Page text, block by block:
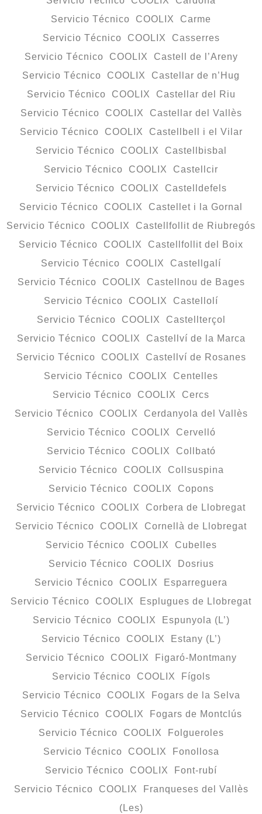
Servicio Técnico COOLIX Carme
Servicio Técnico COOLIX Casserres
Servicio Técnico COOLIX Castell de l’Areny
Servicio Técnico COOLIX Castellar de n’Hug
Servicio Técnico COOLIX Castellar del Riu
Servicio Técnico COOLIX Castellar del Vallès
Servicio Técnico COOLIX Castellbell i el Vilar
Servicio Técnico COOLIX Castellbisbal
Servicio Técnico COOLIX Castellcir
Servicio Técnico COOLIX Castelldefels
Servicio Técnico COOLIX Castellet i la Gornal
Servicio Técnico COOLIX Castellfollit de Riubregós
Servicio Técnico COOLIX Castellfollit del Boix
Servicio Técnico COOLIX Castellgalí
Servicio Técnico COOLIX Castellnou de Bages
Servicio Técnico COOLIX Castellolí
Servicio Técnico COOLIX Castellterçol
Servicio Técnico COOLIX Castellví de la Marca
Servicio Técnico COOLIX Castellví de Rosanes
Servicio Técnico COOLIX Centelles
Servicio Técnico COOLIX Cercs
Servicio Técnico COOLIX Cerdanyola del Vallès
Servicio Técnico COOLIX Cervelló
Servicio Técnico COOLIX Collbató
Servicio Técnico COOLIX Collsuspina
Servicio Técnico COOLIX Copons
Servicio Técnico COOLIX Corbera de Llobregat
Servicio Técnico COOLIX Cornellà de Llobregat
Servicio Técnico COOLIX Cubelles
Servicio Técnico COOLIX Dosrius
Servicio Técnico COOLIX Esparreguera
Servicio Técnico COOLIX Esplugues de Llobregat
Servicio Técnico COOLIX Espunyola (L’)
Servicio Técnico COOLIX Estany (L’)
Servicio Técnico COOLIX Figaró-Montmany
Servicio Técnico COOLIX Fígols
Servicio Técnico COOLIX Fogars de la Selva
Servicio Técnico COOLIX Fogars de Montclús
Servicio Técnico COOLIX Folgueroles
Servicio Técnico COOLIX Fonollosa
Servicio Técnico COOLIX Font-rubí
Servicio Técnico COOLIX Franqueses del Vallès
(Les)